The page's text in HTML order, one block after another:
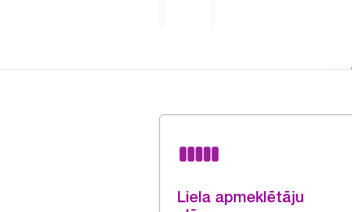
Liela apmeklētāju